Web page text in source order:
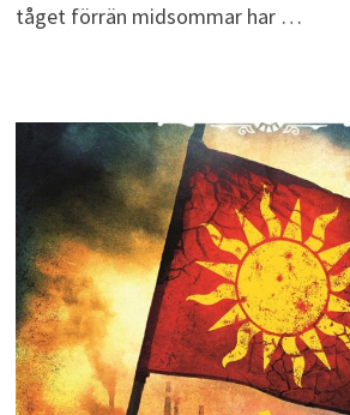
tåget förrän midsommar har …